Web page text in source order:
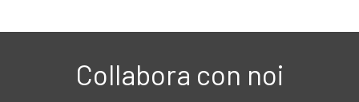
Collabora con noi